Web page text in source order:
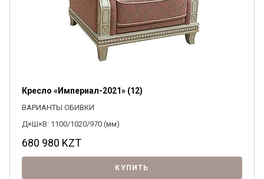
Кресло «Империал-2021» (12)
ВАРИАНТЫ ОБИВКИ
Д×Ш×В: 1100/1020/970 (мм)
680 980 KZT
КУПИТЬ